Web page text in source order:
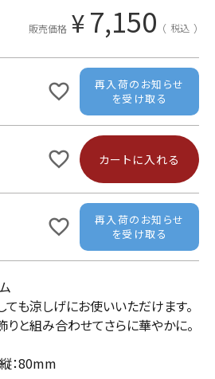
販売価格 ¥7,150 税込
再入荷のお知らせ
を受け取る
カートに入れる
再入荷のお知らせ
を受け取る
も涼しげにお使いいただけます。
と組み合わせてさらに華やかに。
：80mm